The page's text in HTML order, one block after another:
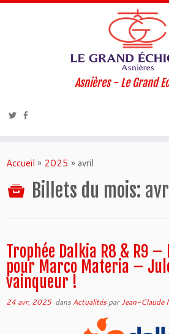
Asnières - Le Grand
Accueil » 2025 » avril
Billets du mois:
Trophée Dalkia R8 & R9 –
pour Marco Materia –
vainqueur !
24 avr, 2025dans ActualitésparJean-Claude